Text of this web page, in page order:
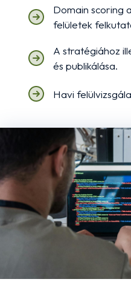
Domain scoring
felületek
A stratégiához
és publikálása.
Havi